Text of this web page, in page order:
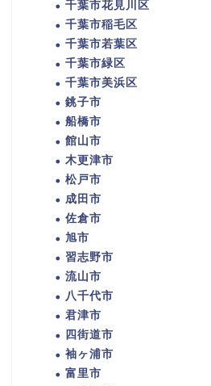
千葉市花見川区
千葉市稲毛区
千葉市若葉区
千葉市緑区
千葉市美浜区
銚子市
船橋市
館山市
木更津市
松戸市
成田市
佐倉市
旭市
習志野市
流山市
八千代市
君津市
四街道市
袖ヶ浦市
富里市